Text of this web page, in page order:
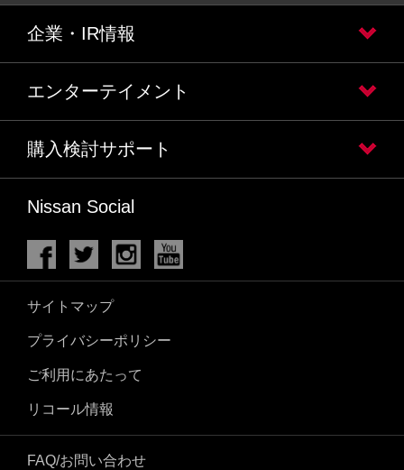
企業・IR情報
エンターテイメント
購入検討サポート
Nissan Social
サイトマップ
プライバシーポリシー
ご利用にあたって
リコール情報
FAQ/お問い合わせ